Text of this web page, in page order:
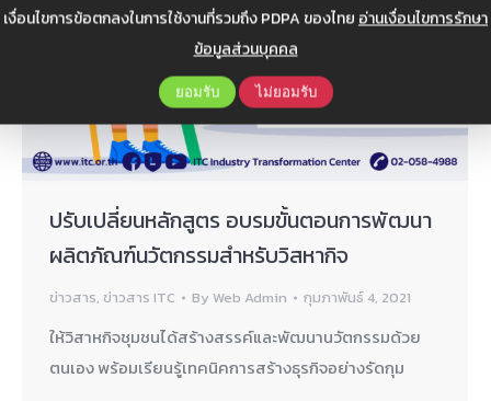
เงื่อนไขการข้อตกลงในการใช้งานที่รวมถึง PDPA ของไทย อ่านเงื่อนไขการรักษา
ข้อมูลส่วนบุคคล
ยอมรับ ไม่ยอมรับ
ปรับเปลี่ยนหลักสูตร อบรมขั้นตอนการพัฒนา
ผลิตภัณฑ์นวัตกรรมสำหรับวิสหากิจ
ข่าวสาร, ข่าวสาร ITC By Web Admin กุมภาพันธ์ 4, 2021
ให้วิสาหกิจชุมชนได้สร้างสรรค์และพัฒนานวัตกรรมด้วย
ตนเอง พร้อมเรียนรู้เทคนิคการสร้างธุรกิจอย่างรัดกุม